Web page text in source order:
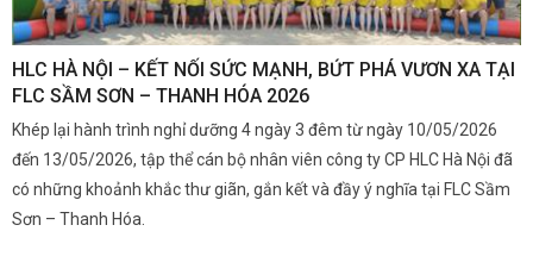
HLC HÀ NỘI – KẾT NỐI SỨC MẠNH, BỨT PHÁ VƯƠN XA TẠI
FLC SẦM SƠN – THANH HÓA 2026
Khép lại hành trình nghỉ dưỡng 4 ngày 3 đêm từ ngày 10/05/2026
đến 13/05/2026, tập thể cán bộ nhân viên công ty CP HLC Hà Nội đã
có những khoảnh khắc thư giãn, gắn kết và đầy ý nghĩa tại FLC Sầm
Sơn – Thanh Hóa.